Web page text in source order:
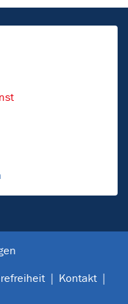
Kontakt